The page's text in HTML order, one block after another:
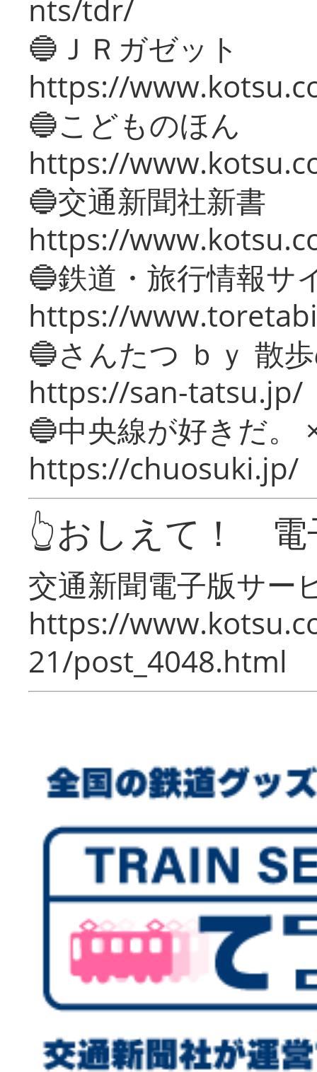
nts/tdr/
🔵ＪＲガゼット
https://
🔵こどものほん
https://
🔵交通新聞社新書
https://
🔵鉄道・旅行情報サ
https://
🔵さんたつ ｂｙ 散
https://san-tatsu.jp/
🔵中央線が好きだ。
https://chuosuki.jp/
👆おしえて！ 電
交通新聞電子版サー
https://
21/post_4048.html